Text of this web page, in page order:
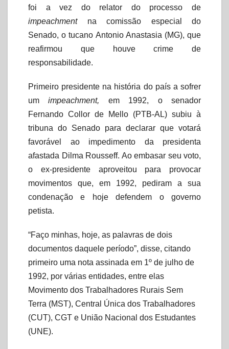
foi a vez do relator do processo de
impeachment na comissão especial do
Senado, o tucano Antonio Anastasia (MG), que
reafirmou que houve crime de
responsabilidade.
Primeiro presidente na história do país a sofrer
umimpeachment, em 1992, o senador
Fernando Collor de Mello (PTB-AL) subiu à
tribuna do Senado para declarar que votará
favorável ao impedimento da presidenta
afastada Dilma Rousseff. Ao embasar seu voto,
o ex-presidente aproveitou para provocar
movimentos que, em 1992, pediram a sua
condenação e hoje defendem o governo
petista.
“Faço minhas, hoje, as palavras de dois
documentos daquele período”, disse, citando
primeiro uma nota assinada em 1º de julho de
1992, por várias entidades, entre elas
Movimento dos Trabalhadores Rurais Sem
Terra (MST), Central Única dos Trabalhadores
(CUT), CGT e União Nacional dos Estudantes
(UNE).